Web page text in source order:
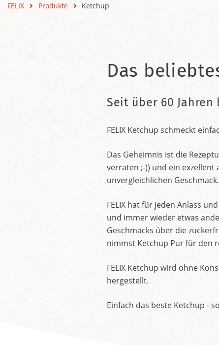
FELIX Produkte Ketchup
Das
Seit über 60 Jahren
FELIX Ketchup schmeckt
Das Geheimnis ist die
verraten ;-)) und ein exzellent
unvergleichlichen Geschmack.
FELIX hat für jeden Anlass
und immer wieder etwas
Geschmacks über die
nimmst Ketchup Pur für den
FELIX Ketchup wird ohne
hergestellt.
Einfach das beste Ketchup -